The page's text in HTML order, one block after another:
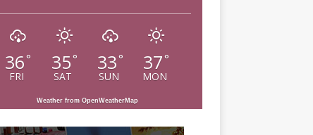
36°
FRI
35°
SAT
33°
SUN
37°
MON
Weather from OpenWeatherMap